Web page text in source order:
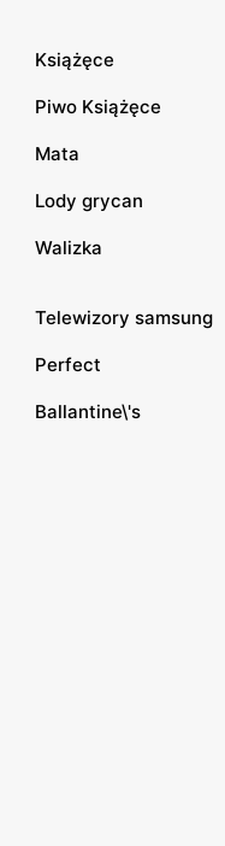
Książęce
Piwo Książęce
Mata
Lody grycan
Walizka
Telewizory samsung
Perfect
Ballantine\'s